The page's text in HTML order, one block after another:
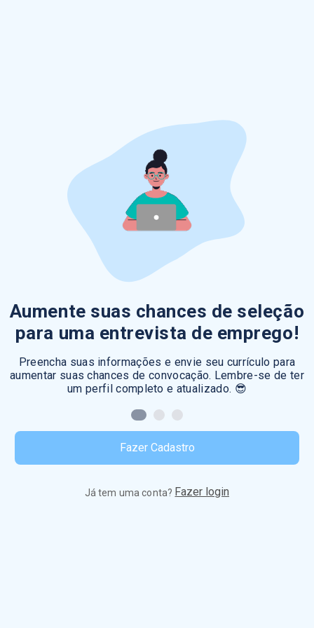
Aumente suas chances de seleção
para uma entrevista de emprego!
Preencha suas informações e envie seu currículo para
aumentar suas chances de convocação. Lembre-se de ter
um perfil completo e atualizado. 😎
Fazer Cadastro
Já tem uma conta? Fazer login